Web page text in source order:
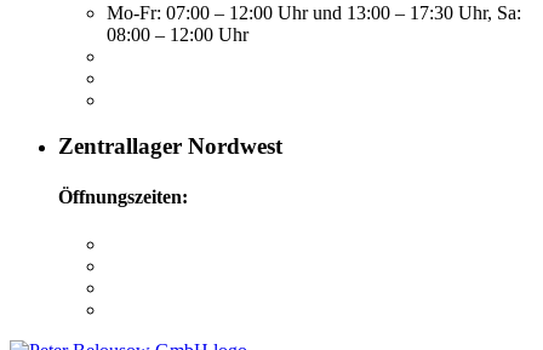
Mo-Fr: 07:00 – 12:00 Uhr und 13:00 – 17:30 Uhr, Sa:
08:00 – 12:00 Uhr
Zentrallager Nordwest
Öffnungszeiten: